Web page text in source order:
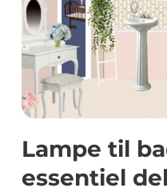
Lampe til
essentiel